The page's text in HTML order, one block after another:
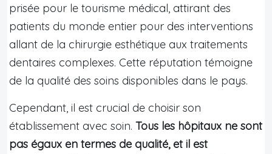
prisée pour le tourisme médical, attirant des
patients du monde entier pour des interventions
allant de la chirurgie esthétique aux traitements
dentaires complexes. Cette réputation témoigne
de la qualité des soins disponibles dans le pays.
Cependant, il est crucial de choisir son
établissement avec soin. Tous les hôpitaux ne sont
pas égaux en termes de qualité, et il est